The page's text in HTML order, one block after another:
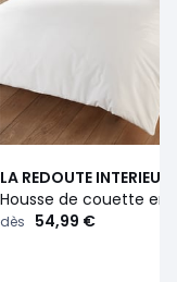
LA REDOUTE
dès 54,99 €